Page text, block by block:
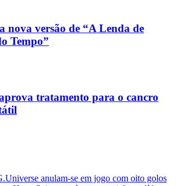
nova versão de “A Lenda de
Tempo”
tratamento para o cancro
anulam-se em jogo com oito golos